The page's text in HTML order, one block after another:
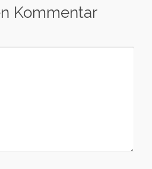
Kommentar